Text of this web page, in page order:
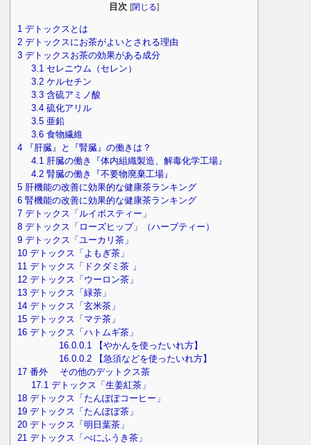
目次 [閉じる]
1 デトックスとは
2 デトックスにお茶がよいとされる理由
3 デトックスお茶の効果がある成分
3.1 セレニウム（セレン）
3.2 ケルセチン
3.3 含硫アミノ酸
3.4 硫化アリル
3.5 亜鉛
3.6 食物繊維
4 『肝臓』と『腎臓』の働きは？
4.1 肝臓の働き『体内組織製造、解毒化学工場』
4.2 腎臓の働き『不要物廃棄工場』
5 肝機能の改善に効果的な健康茶ランキング
6 腎機能の改善に効果的な健康茶ランキング
7 デトックス「ルイボスティー」
8 デトックス「ローズヒップ」（ハーブティー）
9 デトックス「ユーカリ茶」
10 デトックス「よもぎ茶」
11 デトックス「ドクダミ茶 」
12 デトックス「ウーロン茶」
13 デトックス「緑茶」
14 デトックス「玄米茶」
15 デトックス「マテ茶」
16 デトックス「ハトムギ茶」
16.0.0.1 【やかんを使ったいれ方】
16.0.0.2 【急須などを使ったいれ方】
17 番外 その他のデットクス茶
17.1 デトックス「生姜紅茶」
18 デトックス「たんぽぽコーヒー」
19 デトックス「たんぽぽ茶」
20 デトックス「明日葉茶」
21 デトックス「べにふうき茶」